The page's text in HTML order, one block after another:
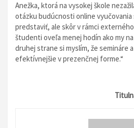
Anežka, ktorá na vysokej škole
otázku budúcnosti online vyučovania
predstaviť, ale skôr v rámci
študenti oveľa menej hodín ako my
druhej strane si myslím, že semináre
efektívnejšie v prezenčnej forme.“